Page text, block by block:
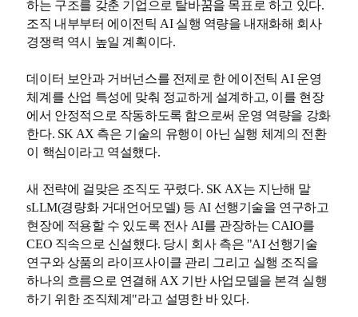
하는 구조를 갖춘 기업으로 탈바꿈을 목표로 하고 있다.
조직 내부부터 에이전틱 AI 실행 역량을 내재화해 회사
경쟁력 역시 높일 계획이다.
데이터 보안과 거버넌스를 전제로 한 에이전틱 AI 운영
체계를 산업 특성에 맞춰 정교하게 설계하고, 이를 현장
에서 안정적으로 작동하도록 함으로써 운영 역량을 강화
한다. SK AX 측은 기술의 유행이 아닌 실행 체계의 전환
이 핵심이라고 역설했다.
새 전략에 걸맞은 조직도 꾸렸다. SK AX는 지난해 말
sLLM(경량화 거대언어모델) 등 AI 선행기술을 연구하고
현장에 적용할 수 있도록 전사 AI를 관장하는 CAIO를
CEO 직속으로 신설했다. 당시 회사 측은 "AI 선행기술
연구와 상품의 라이프사이클 관리 그리고 실행 조직을
하나의 흐름으로 연결해 AX 기반 사업모델을 본격 실행
하기 위한 조직체계"라고 설명한 바 있다.